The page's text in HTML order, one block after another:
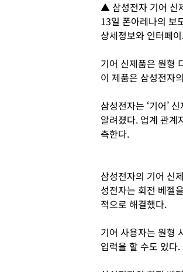
▲ 삼성전자 기어 신
13일 폰아레나의 보
상세정보와 인터페
기어 신제품은 원형
이 제품은 삼성전자
삼성전자는 ‘기어’
알려졌다. 업계 관계
측한다.
삼성전자의 기어 신
성전자는 회전 베젤
적으로 해결했다.
기어 사용자는 원형
입력을 할 수도 있다